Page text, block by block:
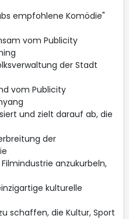
empfohlene Komödie"
vom Publicity
der Stadt
vom Publicity
und zielt darauf ab, die
der
anzukurbeln,
kulturelle
schaffen, die Kultur, Sport